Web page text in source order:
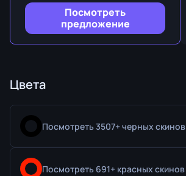
Посмотреть
предложение
Цвета
Посмотреть 3507+ черных скинов
Посмотреть 691+ красных скинов